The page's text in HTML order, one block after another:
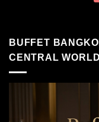
BUFFET
CENTRAL WORLD